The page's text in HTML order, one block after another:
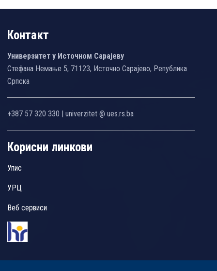
Контакт
Универзитет у Источном Сарајеву
Стефана Немање 5, 71123, Источно Сарајево, Република
Српска
+387 57 320 330 | univerzitet @ ues.rs.ba
Корисни линкови
Упис
УРЦ
Веб сервиси